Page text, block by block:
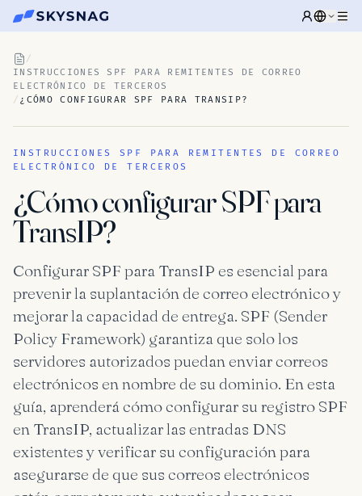
/
INSTRUCCIONES SPF PARA REMITENTES DE CORREO
ELECTRÓNICO DE TERCEROS
/ ¿CÓMO CONFIGURAR SPF PARA TRANSIP?
INSTRUCCIONES SPF PARA REMITENTES DE CORREO
ELECTRÓNICO DE TERCEROS
¿Cómo configurar SPF para
TransIP?
Configurar SPF para TransIP es esencial para
prevenir la suplantación de correo electrónico y
mejorar la capacidad de entrega. SPF (Sender
Policy Framework) garantiza que solo los
servidores autorizados puedan enviar correos
electrónicos en nombre de su dominio. En esta
guía, aprenderá cómo configurar su registro SPF
en TransIP, actualizar las entradas DNS
existentes y verificar su configuración para
asegurarse de que sus correos electrónicos